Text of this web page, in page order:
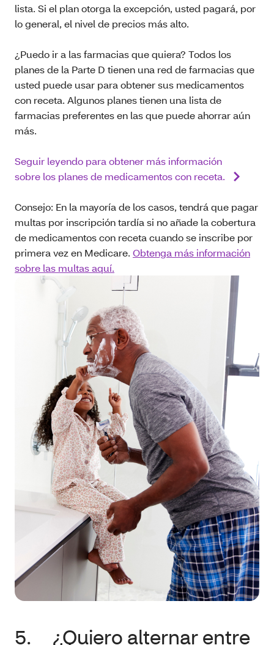
lista. Si el plan otorga la excepción, usted pagará, por
lo general, el nivel de precios más alto.
¿Puedo ir a las farmacias que quiera? Todos los
planes de la Parte D tienen una red de farmacias que
usted puede usar para obtener sus medicamentos
con receta. Algunos planes tienen una lista de
farmacias preferentes en las que puede ahorrar aún
más.
Seguir leyendo para obtener más información
sobre los planes de medicamentos con receta.
Consejo: En la mayoría de los casos, tendrá que pagar
multas por inscripción tardía si no añade la cobertura
de medicamentos con receta cuando se inscribe por
primera vez en Medicare. Obtenga más información
sobre las multas aquí.
5. ¿Quiero alternar entre